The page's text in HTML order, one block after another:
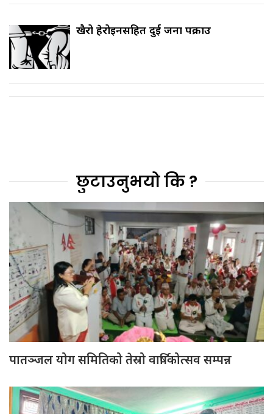
खैरो हेरोइनसहित दुई जना पक्राउ
छुटाउनुभयो कि ?
पातञ्जल योग समितिको तेस्रो वार्षिकोत्सव सम्पन्न